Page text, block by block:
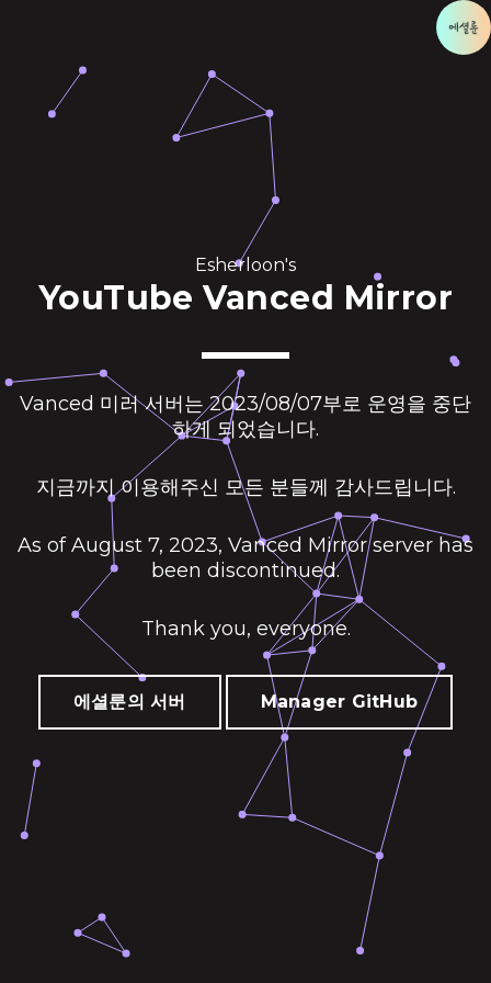
Esherloon's
YouTube Vanced Mirror
Vanced 미러 서버는 2023/08/07부로 운영을 중단
하게 되었습니다.
지금까지 이용해주신 모든 분들께 감사드립니다.
As of August 7, 2023, Vanced Mirror server has
been discontinued.
Thank you, everyone.
에셜룬의 서버 Manager GitHub